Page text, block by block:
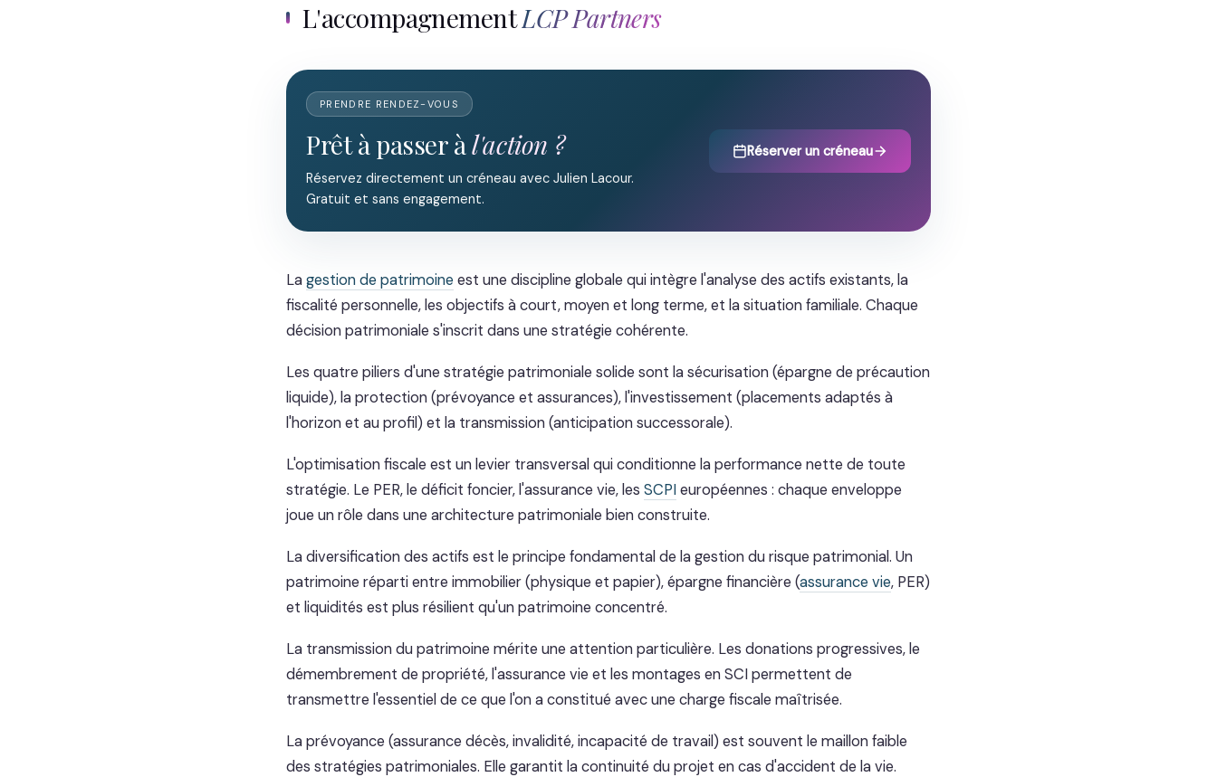
L'accompagnementLCP Partners
PRENDRE RENDEZ-VOUS
Prêt à passer àl'action ?
Réservez directement un créneau avec Julien Lacour.
Gratuit et sans engagement.
Réserver un créneau
Lagestion de patrimoine est une discipline globale qui intègre l'analyse des actifs existants, la
fiscalité personnelle, les objectifs à court, moyen et long terme, et la situation familiale. Chaque
décision patrimoniale s'inscrit dans une stratégie cohérente.
Les quatre piliers d'une stratégie patrimoniale solide sont la sécurisation (épargne de précaution
liquide), la protection (prévoyance et assurances), l'investissement (placements adaptés à
l'horizon et au profil) et la transmission (anticipation successorale).
L'optimisation fiscale est un levier transversal qui conditionne la performance nette de toute
stratégie. Le PER, le déficit foncier, l'assurance vie, les SCPIeuropéennes : chaque enveloppe
joue un rôle dans une architecture patrimoniale bien construite.
La diversification des actifs est le principe fondamental de la gestion du risque patrimonial. Un
patrimoine réparti entre immobilier (physique et papier), épargne financière (assurance vie, PER)
et liquidités est plus résilient qu'un patrimoine concentré.
La transmission du patrimoine mérite une attention particulière. Les donations progressives, le
démembrement de propriété, l'assurance vie et les montages en SCI permettent de
transmettre l'essentiel de ce que l'on a constitué avec une charge fiscale maîtrisée.
La prévoyance (assurance décès, invalidité, incapacité de travail) est souvent le maillon faible
des stratégies patrimoniales. Elle garantit la continuité du projet en cas d'accident de la vie.